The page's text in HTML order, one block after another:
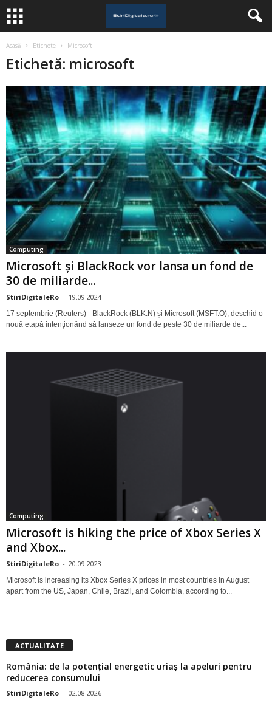
Acasă Etichete Microsoft
Etichetă: microsoft
Computing
Microsoft și BlackRock vor lansa un fond de
30 de miliarde...
StiriDigitaleRo - 19.09.2024
17 septembrie (Reuters) - BlackRock (BLK.N) și Microsoft (MSFT.O), deschid o
nouă etapă intenționând să lanseze un fond de peste 30 de miliarde de...
Computing
Microsoft is hiking the price of Xbox Series X
and Xbox...
StiriDigitaleRo - 20.09.2023
Microsoft is increasing its Xbox Series X prices in most countries in August
apart from the US, Japan, Chile, Brazil, and Colombia, according to...
ACTUALITATE
România: de la potențial energetic uriaș la apeluri pentru
reducerea consumului
StiriDigitaleRo - 02.08.2026